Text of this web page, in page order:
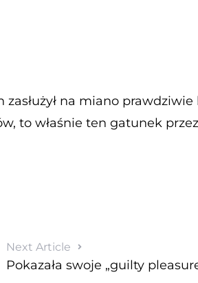
na miano
to właśnie ten gatunek
Next Article
Pokazała swoje „guilty